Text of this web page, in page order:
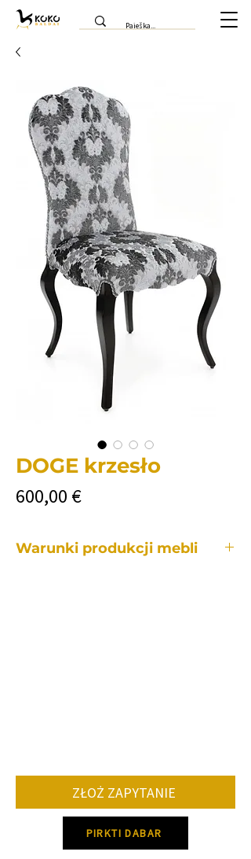
DOGE krzesło
600,00 €Cena
Warunki produkcji mebli
konkretnego terminu produkcji!
ZŁOŻ ZAPYTANIE
PIRKTI DABAR